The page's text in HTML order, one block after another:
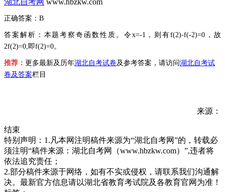
正确答案： B
答案解析： 本题考察奇函数性质。令x=-1，则有f(2)-f(-2)=0，故
2f(2)=0,即f(2)=0。
推荐： 更多最新及历年湖北自考试卷及参考答案，请访问湖北自考试
卷及答案栏目
来源：
结束
特别声明：1.凡本网注明稿件来源为“湖北自考网”的，转载必
须注明“稿件来源：湖北自考网（www.hbzkw.com）”,违者将
依法追究责任；
2.部分稿件来源于网络，如有不实或侵权，请联系我们沟通解
决。最新官方信息请以湖北省教育考试院及各教育官网为准！